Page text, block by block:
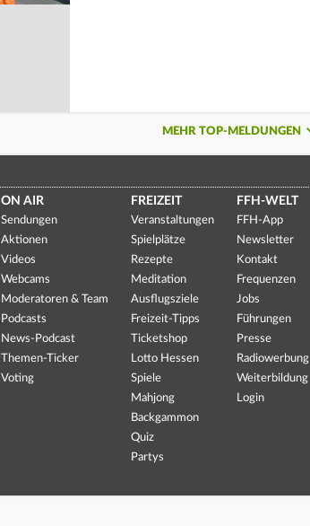
MEHR TOP-MELDUNGEN
ON AIR
Sendungen
Aktionen
Videos
Webcams
Moderatoren & Team
Podcasts
News-Podcast
Themen-Ticker
Voting
FREIZEIT
Veranstaltungen
Spielplätze
Rezepte
Meditation
Ausflugsziele
Freizeit-Tipps
Ticketshop
Lotto Hessen
Spiele
Mahjong
Backgammon
Quiz
Partys
FFH-WELT
FFH-App
Newsletter
Kontakt
Frequenzen
Jobs
Führungen
Presse
Radiowerbung
Weiterbildung
Login